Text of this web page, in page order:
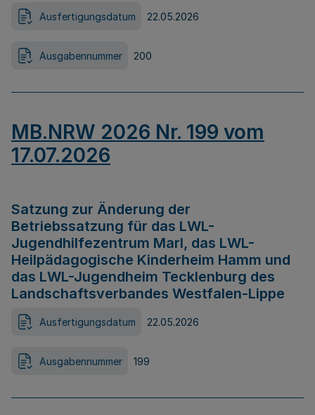
Ausfertigungsdatum 22.05.2026
Ausgabennummer 200
MB.NRW 2026 Nr. 199 vom
17.07.2026
Satzung zur Änderung der
Betriebssatzung für das LWL-
Jugendhilfezentrum Marl, das LWL-
Heilpädagogische Kinderheim Hamm und
das LWL-Jugendheim Tecklenburg des
Landschaftsverbandes Westfalen-Lippe
Ausfertigungsdatum 22.05.2026
Ausgabennummer 199